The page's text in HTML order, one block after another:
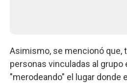
Asimismo, se mencionó que,
personas vinculadas al grupo
"merodeando" el lugar donde